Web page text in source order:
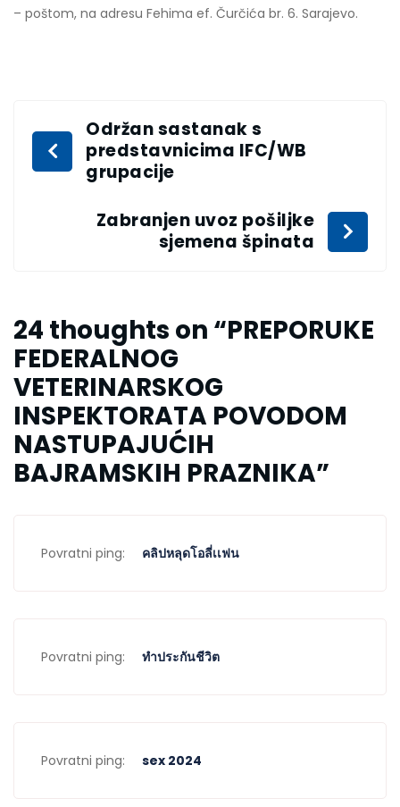
– poštom, na adresu Fehima ef. Čurčića br. 6. Sarajevo.
Održan sastanak s
predstavnicima IFC/WB
grupacije
Zabranjen uvoz pošiljke
sjemena špinata
24 thoughts on “PREPORUKE
FEDERALNOG
VETERINARSKOG
INSPEKTORATA POVODOM
NASTUPAJUĆIH
BAJRAMSKIH PRAZNIKA”
Povratni ping: คลิปหลุดโอลี่เเฟน
Povratni ping: ทำประกันชีวิต
Povratni ping: sex 2024